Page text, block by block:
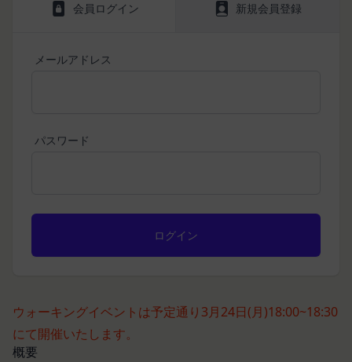
会員ログイン 新規会員登録
メールアドレス
パスワード
ウォーキングイベントは予定通り3月24日(月)18:00~18:30
にて開催いたします。
概要
当社が取得する情報および取得方法
場合、以下の情報（以下「お客様情報」といいま
メールアドレス、電話番号、住所等連絡先に関する
入力フォームその他当社が定める方法を通じてお客
を利用する場合、当社は、端末識別子およびIPアド
レスを取得する場合があります。また、当社は、お
本規約において、次の各号に掲げる用語の意義は、
「本サービス」
本利用規約に基づく利用契約を当社と締結している
認めた特定の法人、団体、個人の第三者をいいま
す。なお、利用者は契約者の事業のために本サービ
スを利用されているものとみなします。
ス所定の手続きに従い会員登録を申請し、当社がこ
れを承認した特定の法人、団体、個人をいいます。
ギフト券を適用する に移動します。
カスタマーサポート(0120-999-373 / 24時間対応) までお